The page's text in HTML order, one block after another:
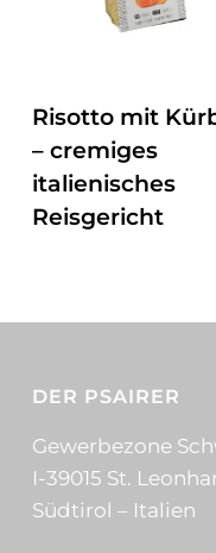
Risotto mit
– cremiges
italienisches
Reisgericht
DER PSAIRER
Gewerbezone
I-39015 St.
Südtirol – Italien